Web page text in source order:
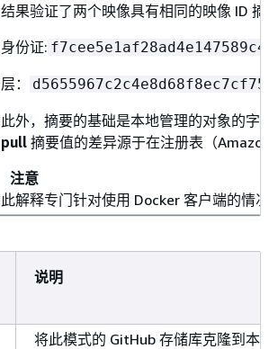
结果验证了两个映像具有相同的映像 ID 摘
身份证:
层：
此外，摘要的基础是本地管理的对象的字
pull 摘要值的差异源于在注册表（Amazon
注意
此解释专门针对使用 Docker 客户端的情
说明
将此模式的 GitHub 存储库克隆到本